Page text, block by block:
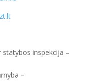
inspekcija –
–